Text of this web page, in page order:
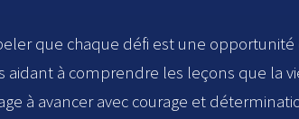
que chaque défi est une
à comprendre les leçons que la
à avancer avec courage et